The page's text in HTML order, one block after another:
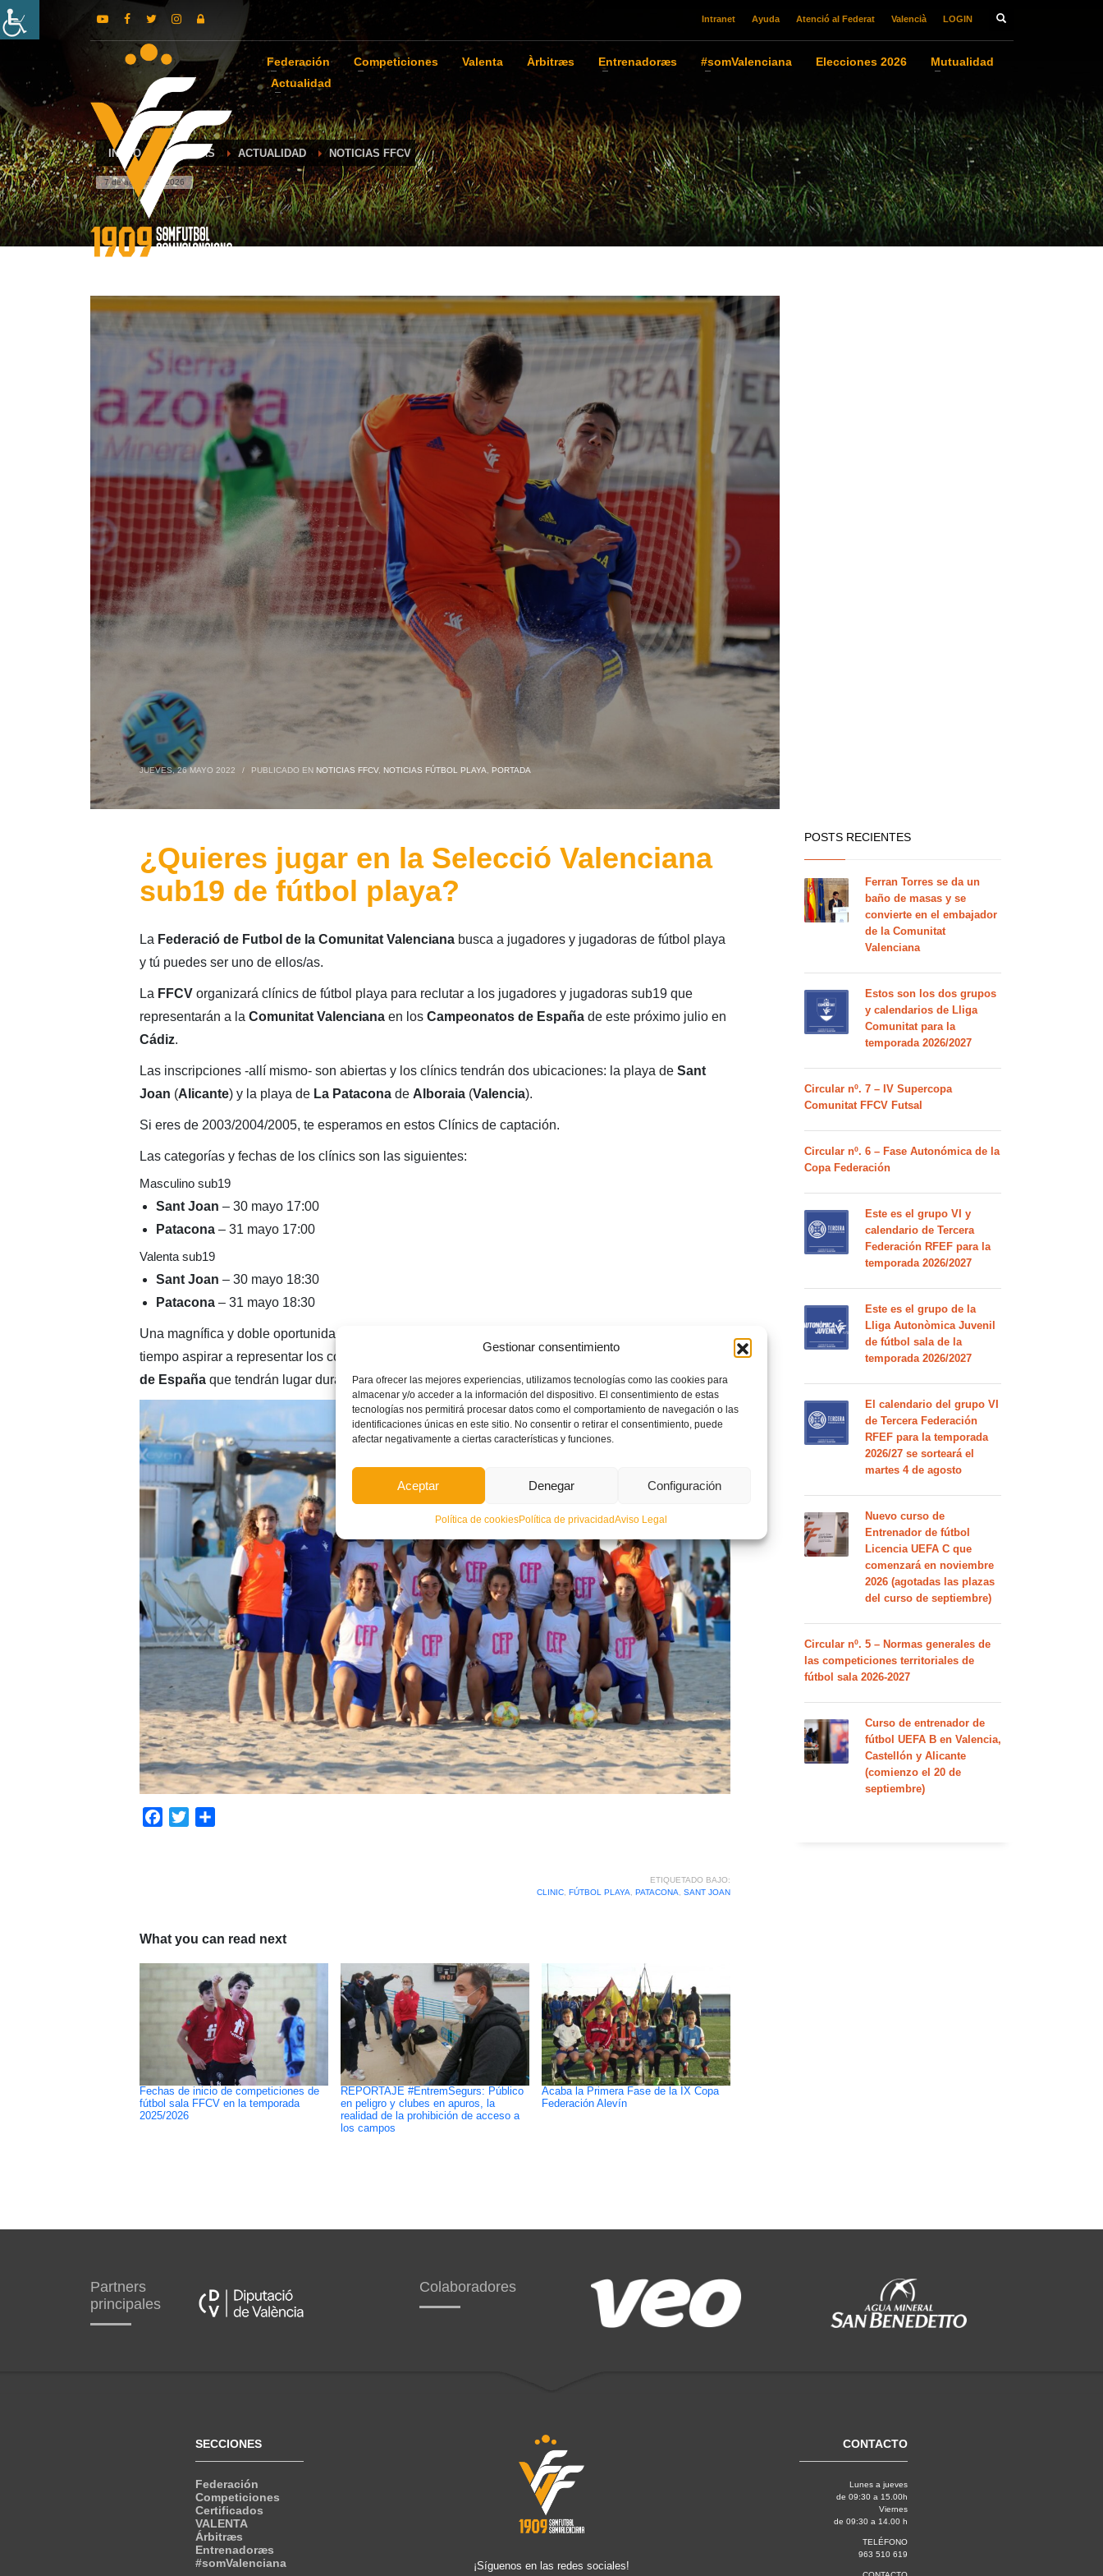
Gestionar consentimiento
Para ofrecer las mejores experiencias, utilizamos tecnologías como las cookies para
almacenar y/o acceder a la información del dispositivo. El consentimiento de estas
tecnologías nos permitirá procesar datos como el comportamiento de navegación o las
identificaciones únicas en este sitio. No consentir o retirar el consentimiento, puede
afectar negativamente a ciertas características y funciones.
Aceptar Denegar Configuración
Política de cookiesPolítica de privacidadAviso Legal
Intranet Ayuda Atenció al Federat Valencià LOGIN
Federación Competiciones Valenta Àrbitræs Entrenadoræs #somValenciana Elecciones 2026
Mutualidad
Actualidad
INICIO NOTICIAS ACTUALIDAD NOTICIAS FFCV
7 de agosto de 2026
JUEVES, 26 MAYO 2022 / PUBLICADO EN NOTICIAS FFCV, NOTICIAS FÚTBOL PLAYA, PORTADA
¿Quieres jugar en la Selecció Valenciana
sub19 de fútbol playa?
La Federació de Futbol de la Comunitat Valencianabusca a jugadores y jugadoras de fútbol playa
y tú puedes ser uno de ellos/as.
La FFCVorganizará clínics de fútbol playa para reclutar a los jugadores y jugadoras sub19 que
representarán a la Comunitat Valencianaen los Campeonatos de Españade este próximo julio en
Cádiz.
Las inscripciones -allí mismo- son abiertas y los clínics tendrán dos ubicaciones: la playa de Sant
Joan (Alicante) y la playa de La Patacona de Alboraia(Valencia).
Si eres de 2003/2004/2005, te esperamos en estos Clínics de captación.
Las categorías y fechas de los clínics son las siguientes:
Masculino sub19
Sant Joan – 30 mayo 17:00
Patacona– 31 mayo 17:00
Valenta sub19
Sant Joan – 30 mayo 18:30
Patacona– 31 mayo 18:30
Una magnífica y doble oportunidad para conocer o perfeccionar la práctica del fútbol playa, y al
tiempo aspirar a representar los colores de la
de Españaque tendrán lugar durante este próximo mes de julio.
Facebook
Twitter
ETIQUETADO BAJO:
CLINIC, FÚTBOL PLAYA PATACONA SANT JOAN
What you can read next
Fechas de inicio de competiciones de
fútbol sala FFCV en la temporada
2025/2026
REPORTAJE #EntremSegurs: Público
en peligro y clubes en apuros, la
realidad de la prohibición de acceso a
los campos
Acaba la Primera Fase de la IX Copa
Federación Alevín
POSTS RECIENTES
Ferran Torres se da un
baño de masas y se
convierte en el embajador
de la Comunitat
Valenciana
Estos son los dos grupos
y calendarios de Lliga
Comunitat para la
temporada 2026/2027
Circular nº. 7 – IV Supercopa
Comunitat FFCV Futsal
Circular nº. 6 – Fase Autonómica de la
Copa Federación
Este es el grupo VI y
calendario de Tercera
Federación RFEF para la
temporada 2026/2027
Este es el grupo de la
Lliga Autonòmica Juvenil
de fútbol sala de la
temporada 2026/2027
El calendario del grupo VI
de Tercera Federación
RFEF para la temporada
2026/27 se sorteará el
martes 4 de agosto
Nuevo curso de
Entrenador de fútbol
Licencia UEFA C que
comenzará en noviembre
2026 (agotadas las plazas
del curso de septiembre)
Circular nº. 5 – Normas generales de
las competiciones territoriales de
fútbol sala 2026-2027
Curso de entrenador de
fútbol UEFA B en Valencia,
Castellón y Alicante
(comienzo el 20 de
septiembre)
Partners
principales
Colaboradores
SECCIONES
Federación
Competiciones
Certificados
VALENTA
Árbitræs
Entrenadoræs
#somValenciana
¡Síguenos en las redes sociales!
CONTACTO
Lunes a jueves
de 09:30 a 15.00h
Viernes
de 09:30 a 14.00 h
TELÉFONO
963 510 619